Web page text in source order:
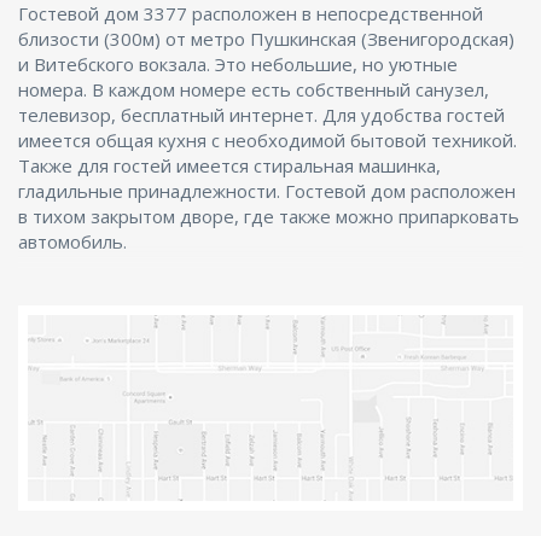
Гостевой дом 3377 расположен в непосредственной
близости (300м) от метро Пушкинская (Звенигородская)
и Витебского вокзала. Это небольшие, но уютные
номера. В каждом номере есть собственный санузел,
телевизор, бесплатный интернет. Для удобства гостей
имеется общая кухня с необходимой бытовой техникой.
Также для гостей имеется стиральная машинка,
гладильные принадлежности. Гостевой дом расположен
в тихом закрытом дворе, где также можно припарковать
автомобиль.